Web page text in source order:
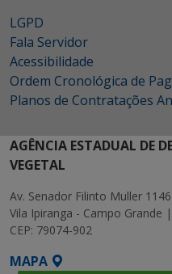
LGPD
Fala Servidor
Acessibilidade
Ordem Cronológica de
Planos de Contratações
AGÊNCIA ESTADUAL DE
VEGETAL
Av. Senador Filinto Muller 1146
Vila Ipiranga - Campo Grande
CEP: 79074-902
MAPA